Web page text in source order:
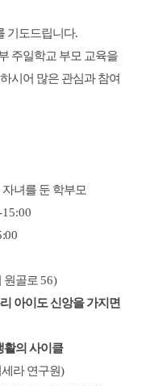
기도드립니다.
주일학교 부모 교육을
시어 많은 관심과 참여
녀를 둔 학부모
원골로 56)
아이도 신앙을 가지면
활의 사이클
라 연구원)